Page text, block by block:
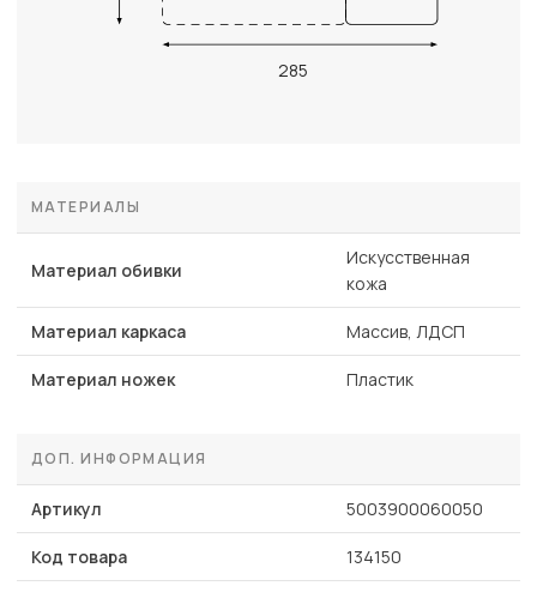
285
МАТЕРИАЛЫ
Материал обивки
Искусственная
кожа
Материал каркаса Массив, ЛДСП
Материал ножек Пластик
ДОП. ИНФОРМАЦИЯ
Артикул 5003900060050
Код товара 134150